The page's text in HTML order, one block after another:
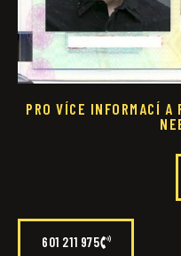
PRO VÍCE INFORMACÍ A
601 211 975